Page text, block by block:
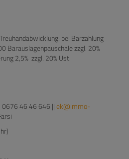
bei Barzahlung
Barauslagenpauschale zzgl. 20%
2,5% zzgl. 20% Ust.
0676 46 46 646 ||ek@immo-